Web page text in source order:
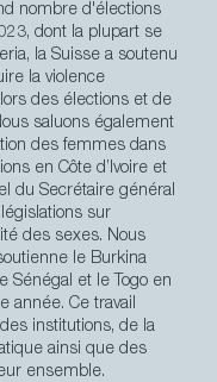
nombre d'élections
dont la plupart se
la Suisse a soutenu
la violence
des élections et de
saluons également
des femmes dans
en Côte d’Ivoire et
du Secrétaire général
sur
des sexes. Nous
le Burkina
Sénégal et le Togo en
année. Ce travail
institutions, de la
ainsi que des
ensemble.